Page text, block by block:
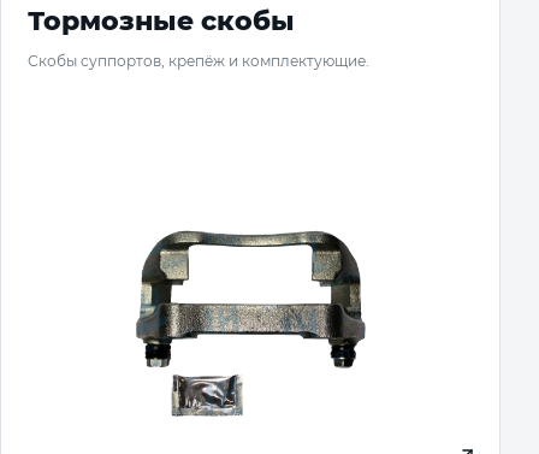
Тормозные скобы
Скобы суппортов, крепёж и комплектующие.